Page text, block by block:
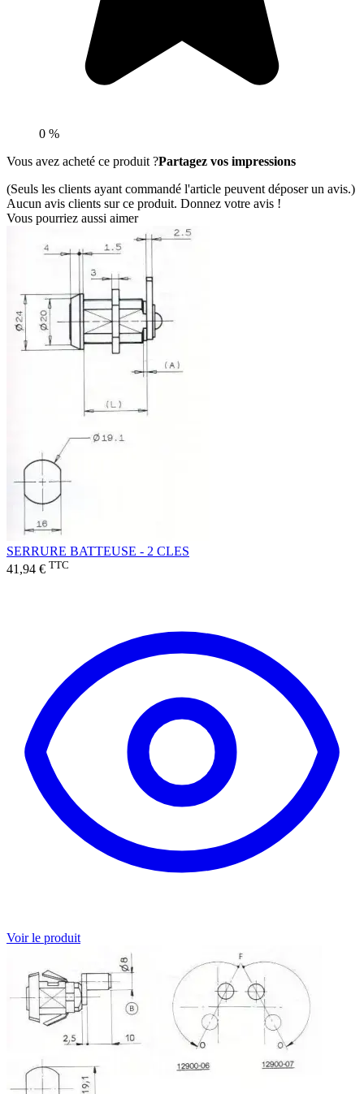
0 %
Vous avez acheté ce produit ?Partagez vos impressions
(Seuls les clients ayant commandé l'article peuvent déposer un avis.)
Aucun avis clients sur ce produit. Donnez votre avis !
Vous pourriez aussi aimer
SERRURE BATTEUSE - 2 CLES
41,94 € TTC
Voir le produit